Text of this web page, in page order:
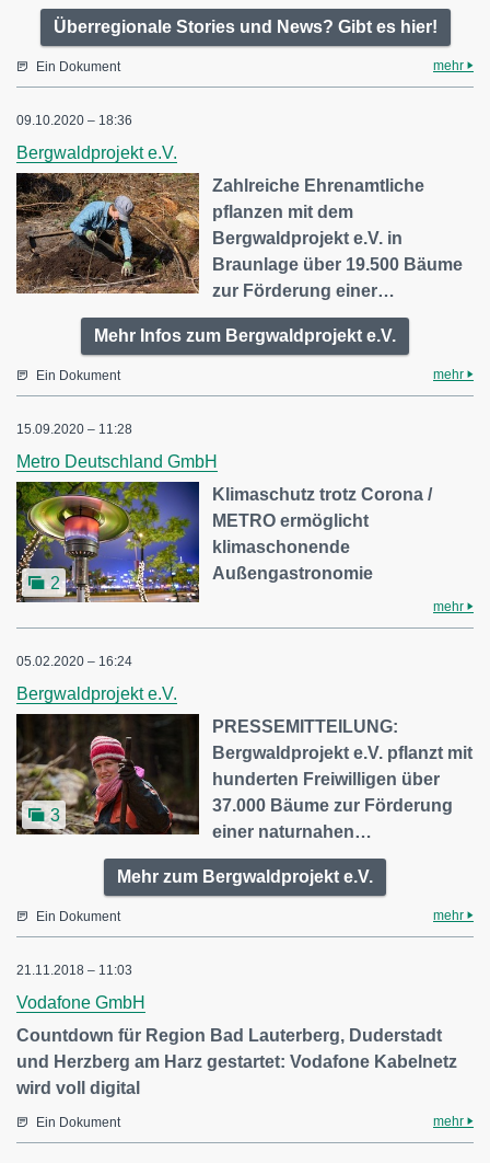
Überregionale Stories und News? Gibt es hier!
Ein Dokument mehr
09.10.2020 – 18:36
Bergwaldprojekt e.V.
Zahlreiche Ehrenamtliche
pflanzen mit dem
Bergwaldprojekt e.V. in
Braunlage über 19.500 Bäume
zur Förderung einer…
Mehr Infos zum Bergwaldprojekt e.V.
Ein Dokument mehr
15.09.2020 – 11:28
Metro Deutschland GmbH
2
Klimaschutz trotz Corona /
METRO ermöglicht
klimaschonende
Außengastronomie
mehr
05.02.2020 – 16:24
Bergwaldprojekt e.V.
3
PRESSEMITTEILUNG:
Bergwaldprojekt e.V. pflanzt mit
hunderten Freiwilligen über
37.000 Bäume zur Förderung
einer naturnahen…
Mehr zum Bergwaldprojekt e.V.
Ein Dokument mehr
21.11.2018 – 11:03
Vodafone GmbH
Countdown für Region Bad Lauterberg, Duderstadt
und Herzberg am Harz gestartet: Vodafone Kabelnetz
wird voll digital
Ein Dokument mehr